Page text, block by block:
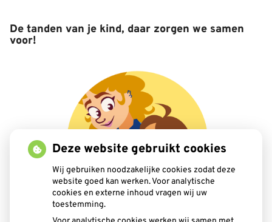
De tanden van je kind, daar zorgen we samen
voor!
Deze website gebruikt cookies
Wij gebruiken noodzakelijke cookies zodat deze
website goed kan werken. Voor analytische
cookies en externe inhoud vragen wij uw
toestemming.